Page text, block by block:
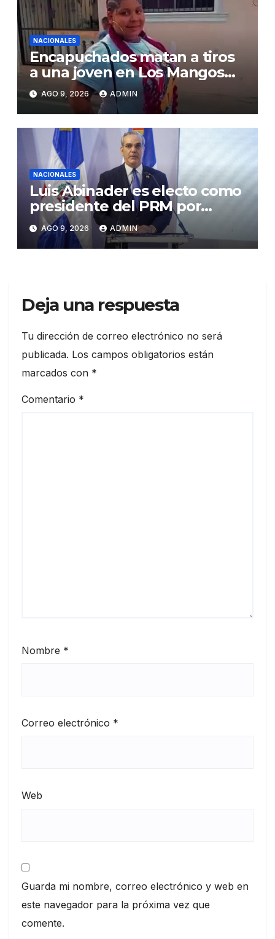
NACIONALES
Encapuchados matan a tiros
a una joven en Los Mangos
de Salcedo
AGO 9, 2026 ADMIN
NACIONALES
Luis Abinader es electo como
presidente del PRM por
cuatro años
AGO 9, 2026 ADMIN
Deja una respuesta
Tu dirección de correo electrónico no será
publicada. Los campos obligatorios están
marcados con *
Comentario *
Nombre *
Correo electrónico *
Web
Guarda mi nombre, correo electrónico y web en
este navegador para la próxima vez que
comente.